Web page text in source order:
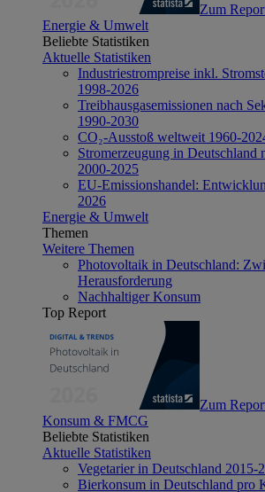
Zum
Energie & Umwelt
Beliebte Statistiken
Aktuelle Statistiken
Industriestrompreise inkl.
1998-2026
Treibhausgasemissionen nach
1990-2030
CO₂-Ausstoß weltweit 1960-
Stromerzeugung in Deutschland
2000-2025
EU-Emissionshandel:
2026
Energie & Umwelt
Themen
Weitere Themen
Photovoltaik in Deutschland:
Herausforderung
Nachhaltiger Konsum
Top Report
Zum
Konsum & FMCG
Beliebte Statistiken
Aktuelle Statistiken
Vegetarier in Deutschland 2015-
Bierkonsum in Deutschland pro